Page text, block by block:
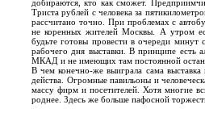
добираются, кто как сможет.
Триста рублей с человека за
рассчитано точно. При проблемах с
не коренных жителей Москвы. А утром
будьте готовы провести в очереди минут
рабочего дня выставки. В принципе есть
МКАД и не имеющих там постоянной
В чем конечно-же выиграла сама выставка
действа. Огромные павильоны и
массу фирм и посетителей. Хотя многие
роднее. Здесь же больше пафосной